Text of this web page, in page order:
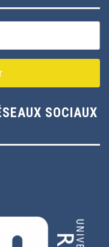
SOCIAUX